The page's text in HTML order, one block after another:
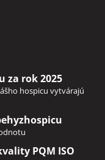
za rok 2025
hospicu vytvárajú
PQM ISO